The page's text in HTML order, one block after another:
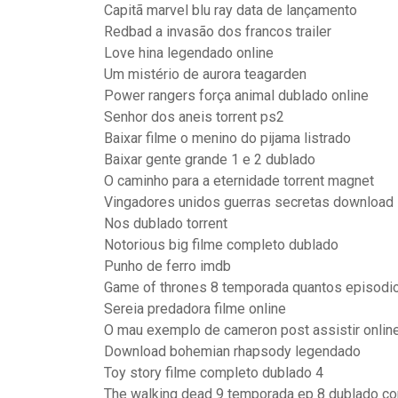
Capitã marvel blu ray data de lançamento
Redbad a invasão dos francos trailer
Love hina legendado online
Um mistério de aurora teagarden
Power rangers força animal dublado online
Senhor dos aneis torrent ps2
Baixar filme o menino do pijama listrado
Baixar gente grande 1 e 2 dublado
O caminho para a eternidade torrent magnet
Vingadores unidos guerras secretas download
Nos dublado torrent
Notorious big filme completo dublado
Punho de ferro imdb
Game of thrones 8 temporada quantos
Sereia predadora filme online
O mau exemplo de cameron post assistir
Download bohemian rhapsody legendado
Toy story filme completo dublado 4
The walking dead 9 temporada ep 8 dublado